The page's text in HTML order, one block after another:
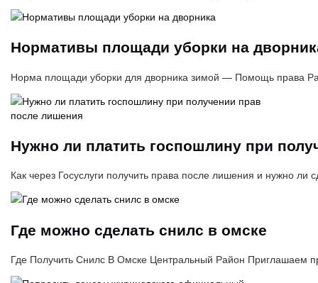
Нормативы площади уборки на
Норма площади уборки для дворника зимой — Помощь права
Нужно ли платить госпошлину при
Как через Госуслуги получить права после лишения и нужно
Где можно сделать снилс в омске
Где Получить Снилс В Омске Центральный Район Приглашаем